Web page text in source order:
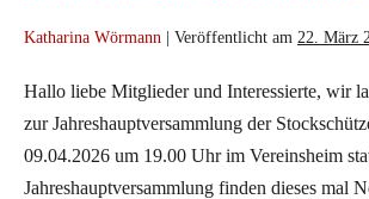
Katharina Wörmann Veröffentlicht am 22. März
Hallo liebe Mitglieder und Interessierte, wir
zur Jahreshauptversammlung der
09.04.2026 um 19.00 Uhr im Vereinsheim
Jahreshauptversammlung finden dieses mal